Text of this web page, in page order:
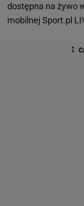
dostępna na żywo
mobilnej Sport.pl